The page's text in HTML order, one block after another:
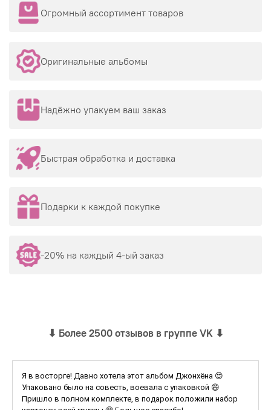
Огромный ассортимент товаров
Оригинальные альбомы
Надёжно упакуем ваш заказ
Быстрая обработка и доставка
Подарки к каждой покупке
-20% на каждый 4-ый заказ
⬇ Более 2500 отзывов в группе VK ⬇
Я в восторге! Давно хотела этот альбом Джонхёна 😍
Упаковано было на совесть, воевала с упаковкой 😄
Пришло в полном комплекте, в подарок положили набор